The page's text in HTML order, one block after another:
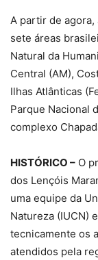
A partir de agora,
sete áreas
Natural da
Central (AM),
Ilhas Atlânticas
Parque Nacional
complexo
HISTÓRICO – O
dos Lençóis
uma equipe da
Natureza (IUCN)
tecnicamente os
atendidos pela